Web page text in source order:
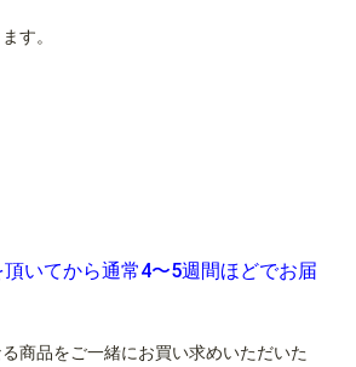
す。
いてから通常4〜5週間ほどでお届
る商品をご一緒にお買い求めいただいた